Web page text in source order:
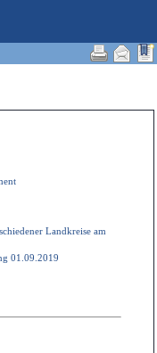
Landkreise am
01.09.2019